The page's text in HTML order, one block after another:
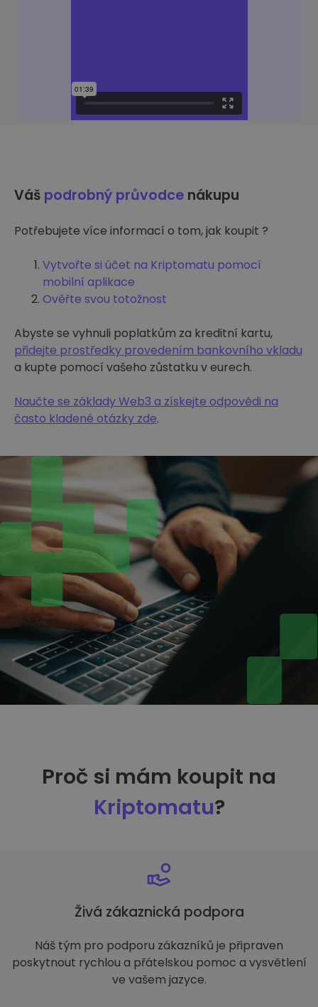
Váš podrobný průvodce nákupu
Potřebujete více informací o tom, jak koupit ?
Vytvořte si účet na Kriptomatu pomocí
mobilní aplikace
Ověřte svou totožnost
Abyste se vyhnuli poplatkům za kreditní kartu,
přidejte prostředky provedením bankovního vkladu
a kupte pomocí vašeho zůstatku v eurech.
Naučte se základy Web3 a získejte odpovědi na
často kladené otázky zde.
Proč si mám koupit na
Kriptomatu?
Živá zákaznická podpora
Náš tým pro podporu zákazníků je připraven
poskytnout rychlou a přátelskou pomoc a vysvětlení
ve vašem jazyce.